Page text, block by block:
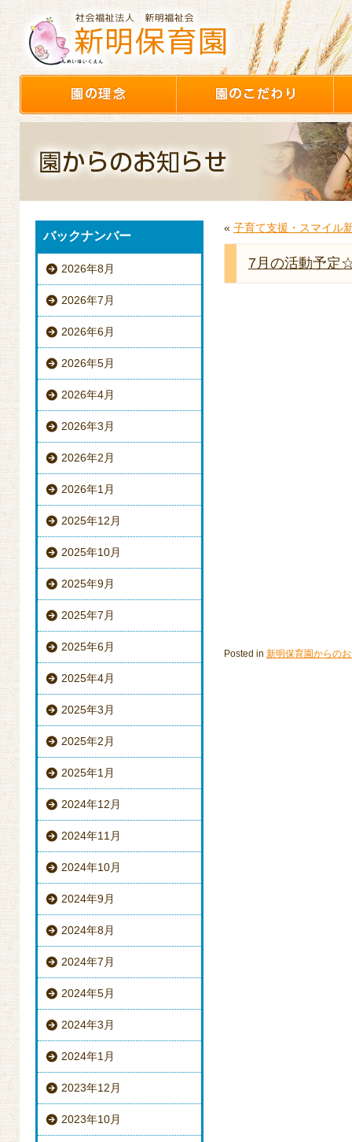
バックナンバー
2026年8月
2026年7月
2026年6月
2026年5月
2026年4月
2026年3月
2026年2月
2026年1月
2025年12月
2025年10月
2025年9月
2025年7月
2025年6月
2025年4月
2025年3月
2025年2月
2025年1月
2024年12月
2024年11月
2024年10月
2024年9月
2024年8月
2024年7月
2024年5月
2024年3月
2024年1月
2023年12月
2023年10月
« 子育て支援・スマイル
7月の活動予
Posted in 新明保育園からの